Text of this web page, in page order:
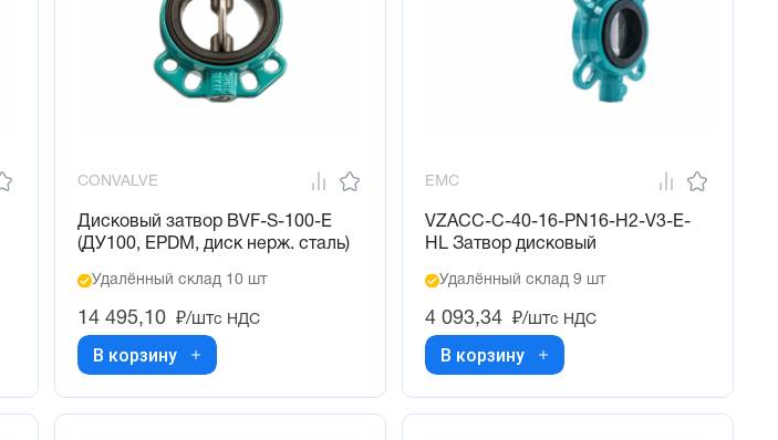
CONVALVE
Дисковый затвор BVF-S-100-E
(ДУ100, EPDM, диск нерж. сталь)
Удалённый склад 10 шт
14 495,10 ₽/штс НДС
В корзину
EMC
VZACC-C-40-16-PN16-H2-V3-E-
HL Затвор дисковый
Удалённый склад 9 шт
4 093,34 ₽/штс НДС
В корзину